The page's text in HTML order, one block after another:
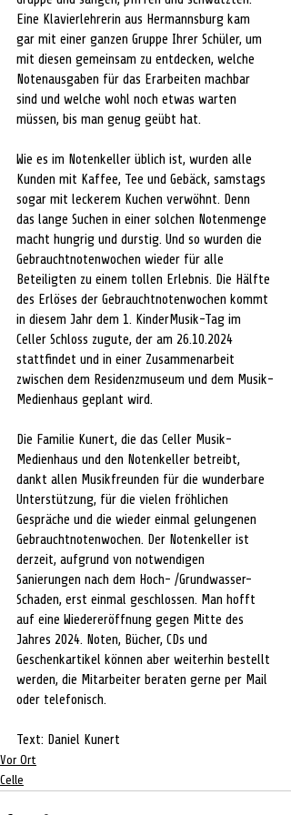
Eine Klavierlehrerin aus Hermannsburg kam
gar mit einer ganzen Gruppe Ihrer Schüler, um
mit diesen gemeinsam zu entdecken, welche
Notenausgaben für das Erarbeiten machbar
sind und welche wohl noch etwas warten
müssen, bis man genug geübt hat.
Wie es im Notenkeller üblich ist, wurden alle
Kunden mit Kaffee, Tee und Gebäck, samstags
sogar mit leckerem Kuchen verwöhnt. Denn
das lange Suchen in einer solchen Notenmenge
macht hungrig und durstig. Und so wurden die
Gebrauchtnotenwochen wieder für alle
Beteiligten zu einem tollen Erlebnis. Die Hälfte
des Erlöses der Gebrauchtnotenwochen kommt
in diesem Jahr dem 1. KinderMusik-Tag im
Celler Schloss zugute, der am 26.10.2024
stattfindet und in einer Zusammenarbeit
zwischen dem Residenzmuseum und dem Musik-
Medienhaus geplant wird.
Die Familie Kunert, die das Celler Musik-
Medienhaus und den Notenkeller betreibt,
dankt allen Musikfreunden für die wunderbare
Unterstützung, für die vielen fröhlichen
Gespräche und die wieder einmal gelungenen
Gebrauchtnotenwochen. Der Notenkeller ist
derzeit, aufgrund von notwendigen
Sanierungen nach dem Hoch- /Grundwasser-
Schaden, erst einmal geschlossen. Man hofft
auf eine Wiedereröffnung gegen Mitte des
Jahres 2024. Noten, Bücher, CDs und
Geschenkartikel können aber weiterhin bestellt
werden, die Mitarbeiter beraten gerne per Mail
oder telefonisch.
Text: Daniel Kunert
Vor Ort
Celle